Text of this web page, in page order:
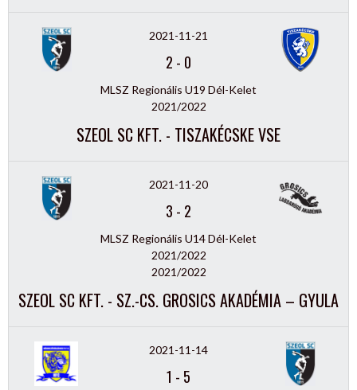
2021-11-21
2 - 0
MLSZ Regionális U19 Dél-Kelet
2021/2022
SZEOL SC KFT. - TISZAKÉCSKE VSE
2021-11-20
3 - 2
MLSZ Regionális U14 Dél-Kelet
2021/2022
2021/2022
SZEOL SC KFT. - SZ.-CS. GROSICS AKADÉMIA – GYULA
2021-11-14
1 - 5